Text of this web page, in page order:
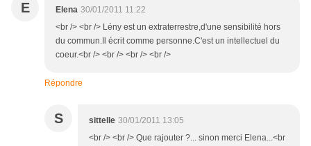
E Elena 30/01/2011 11:22
<br /> <br /> Lény est un extraterrestre,d'une sensibilité hors
du commun.Il écrit comme personne.C'est un intellectuel du
coeur.<br /> <br /> <br /> <br />
Répondre
S sittelle 30/01/2011 13:05
<br /> <br /> Que rajouter ?... sinon merci Elena...<br